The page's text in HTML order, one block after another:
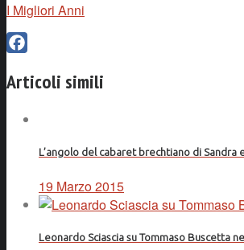
I Migliori Anni
Articoli simili
L’angolo del cabaret brechtiano di Sandra
19 Marzo 2015
Leonardo Sciascia su Tommaso Buscetta